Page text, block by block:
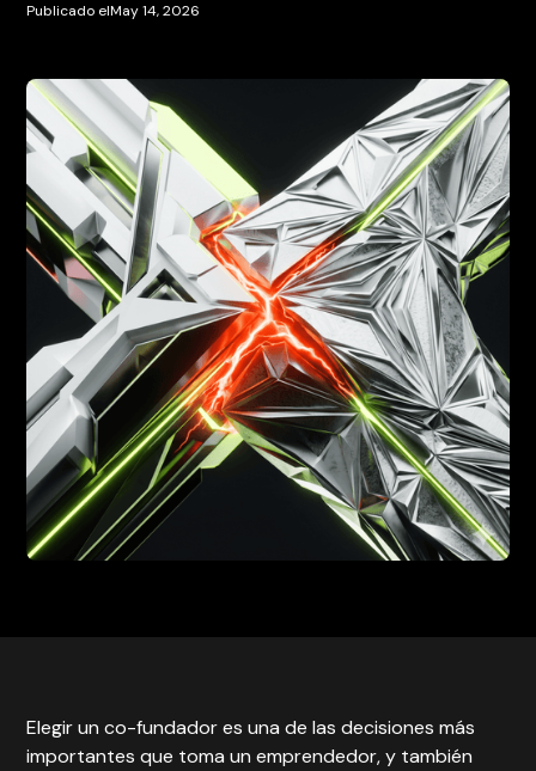
Publicado elMay 14, 2026
Elegir un co-fundador es una de las decisiones más
importantes que toma un emprendedor, y también